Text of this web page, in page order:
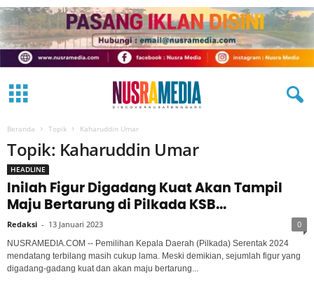
Beranda Topik Kaharuddin Umar
Topik: Kaharuddin Umar
HEADLINE
Inilah Figur Digadang Kuat Akan Tampil
Maju Bertarung di Pilkada KSB...
Redaksi - 13 Januari 2023 0
NUSRAMEDIA.COM -- Pemilihan Kepala Daerah (Pilkada) Serentak 2024
mendatang terbilang masih cukup lama. Meski demikian, sejumlah figur yang
digadang-gadang kuat dan akan maju bertarung...